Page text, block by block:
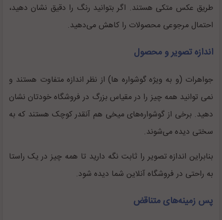
طریق عکس متکی هستند. اگر بتوانید رنگ را دقیق نشان دهید،
احتمال مرجوعی محصولات را کاهش می‌دهید.
اندازه تصویر و محصول
جواهرات (و به ویژه گوشواره ها) از نظر اندازه متفاوت هستند و
نمی توانید همه چیز را در مقیاس بزرگ در فروشگاه خودتان نشان
دهید. برخی از گوشواره‌های میخی هم آنقدر کوچک هستند که به
سختی دیده می‌شوند.
بنابراین اندازه تصویر را ثابت نگه دارید تا همه چیز در یک راستا
به راحتی در فروشگاه آنلاین شما دیده شود.
پس زمینه‌های متناقض